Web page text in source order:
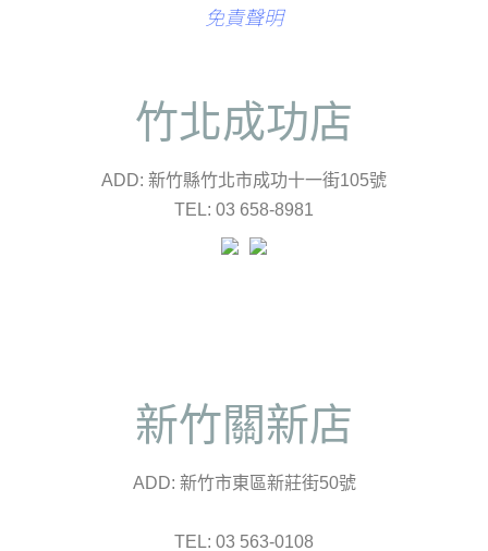
免責聲明
竹北成功店
ADD: 新竹縣竹北市成功十一街105號
TEL: 03 658-8981
新竹關新店
ADD: 新竹市東區新莊街50號
TEL: 03 563-0108